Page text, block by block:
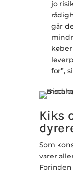
jo
går
køber
for”,
Kiks
Som
varer